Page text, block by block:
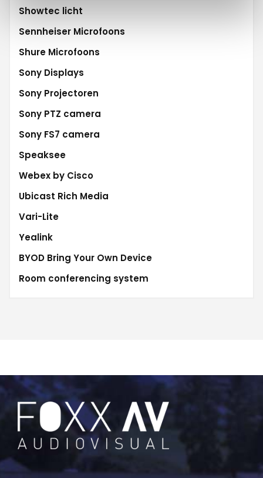
Showtec licht
Sennheiser Microfoons
Shure Microfoons
Sony Displays
Sony Projectoren
Sony PTZ camera
Sony FS7 camera
Speaksee
Webex by Cisco
Ubicast Rich Media
Vari-Lite
Yealink
BYOD Bring Your Own Device
Room conferencing system